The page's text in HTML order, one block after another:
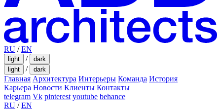
RU / EN
light /
dark
light
/ dark
Главная Архитектура Интерьеры Команда История
Карьера Новости Клиенты Контакты
telegram Vk pinterest youtube behance
RU / EN